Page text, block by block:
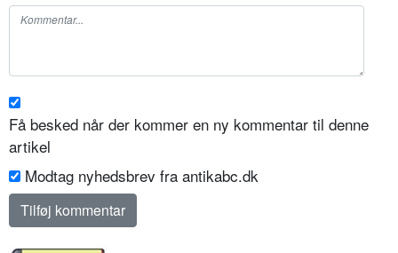
Få besked når der kommer en ny kommentar til denne
artikel
Modtag nyhedsbrev fra antikabc.dk